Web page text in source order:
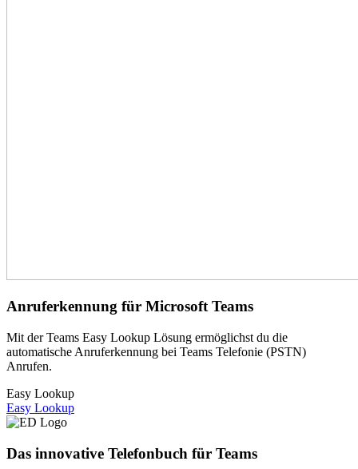
Anruferkennung für Microsoft Teams
Mit der Teams Easy Lookup Lösung ermöglichst du die
automatische Anruferkennung bei Teams Telefonie (PSTN)
Anrufen.
Easy Lookup
Easy Lookup
Das innovative Telefonbuch für Teams